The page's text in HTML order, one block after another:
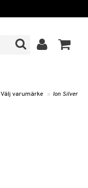
Välj varumärke » Ion Silver